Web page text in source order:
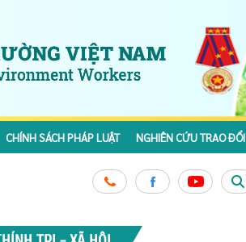
CHÍNH SÁCH PHÁP LUẬT NGHIÊN CỨU TRAO ĐỔI